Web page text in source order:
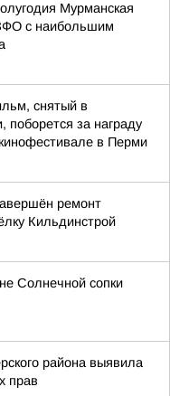
Мурманская
с наибольшим
снятый в
поборется за награду
в Перми
ремонт
Кильдинстрой
Солнечной сопки
района выявила
прав